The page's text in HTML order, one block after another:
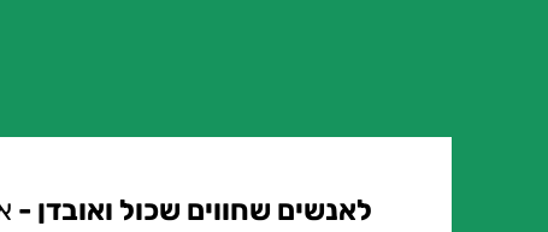
לאנשים שחווים שכול ואובדן -